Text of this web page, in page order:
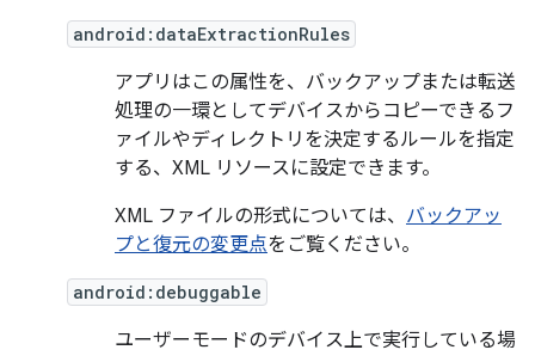
android:dataExtractionRules
アプリはこの属性を、バックアップまたは転送
処理の一環としてデバイスからコピーできるフ
ァイルやディレクトリを決定するルールを指定
する、XML リソースに設定できます。
XML ファイルの形式については、 バックアッ
プと復元の変更点をご覧ください。
android:debuggable
ユーザーモードのデバイス上で実行している場